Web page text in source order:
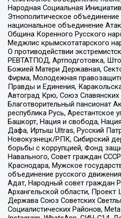
Народная Социальная
Этнополитическое объединение
национальное объединение
Община Коренного Русского
Меджлис крымскотатарского
О противодействии
РЕВТАТПОД, Артподготовка,
Божией Матери Державная,
Фирма, Молодежная
Правды и Единения,
Автоград Крю, Союз Славянских
Благотворительный пансионат
республика Русь, Арестантское
Башкорт, Нация и свобода,
Дафа, Иртыш Ultras, Русский
Новокузнецк/РПК, Сибирский
борьбы с коррупцией, Фонд
Навального, Совет граждан
Краснодара, Мужское
объединение русского
Адат, Народный совет граждан
Архангельской области,
Держава Союз Советских
Социалистических Районов,